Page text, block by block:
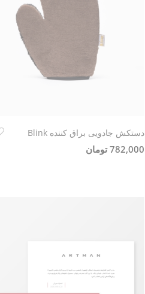
دستکش جادویی براق کننده Blink
782,000 تومان